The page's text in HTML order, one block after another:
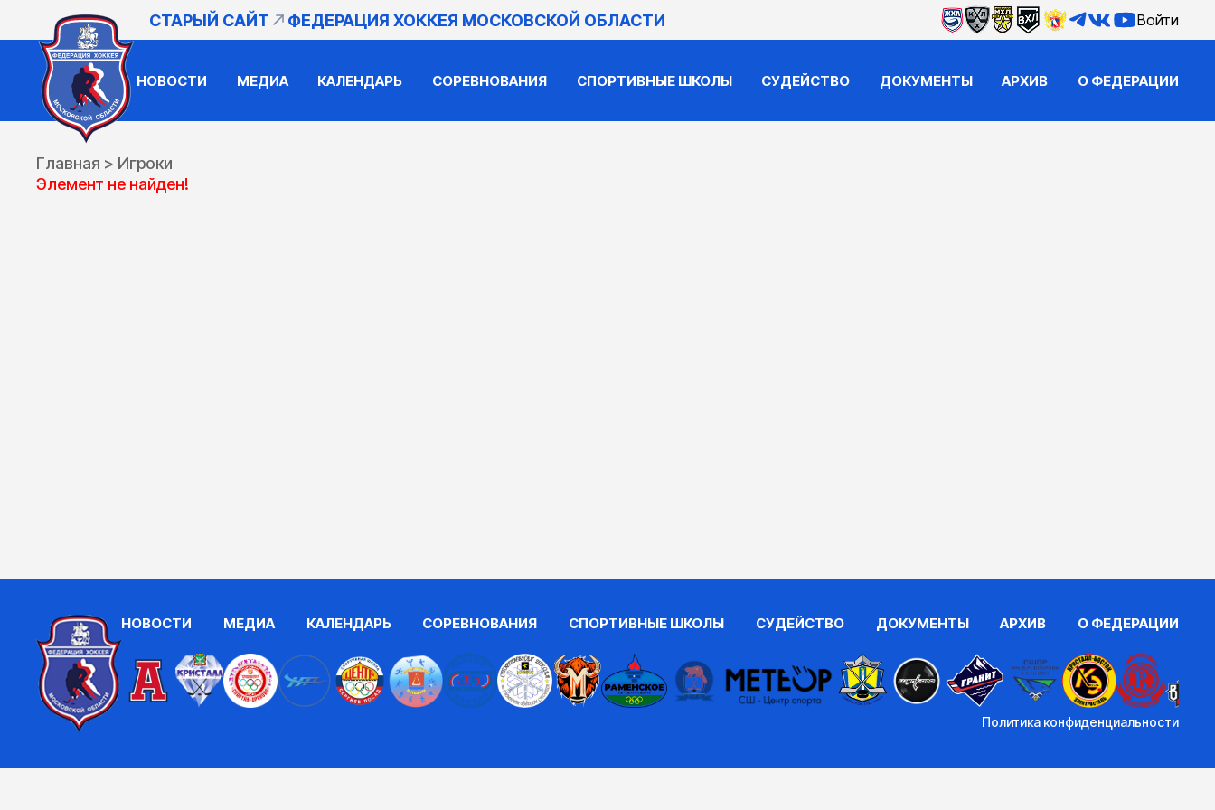
СТАРЫЙ САЙТ ФЕДЕРАЦИЯ ХОККЕЯ МОСКОВСКОЙ ОБЛАСТИ Войти
НОВОСТИ МЕДИА КАЛЕНДАРЬ СОРЕВНОВАНИЯ СПОРТИВНЫЕ ШКОЛЫ СУДЕЙСТВО ДОКУМЕНТЫ АРХИВ О ФЕДЕРАЦИИ
Главная > Игроки
Элемент не найден!
НОВОСТИ МЕДИА КАЛЕНДАРЬ СОРЕВНОВАНИЯ СПОРТИВНЫЕ ШКОЛЫ СУДЕЙСТВО ДОКУМЕНТЫ АРХИВ О ФЕДЕРАЦИИ
Политика конфиденциальности